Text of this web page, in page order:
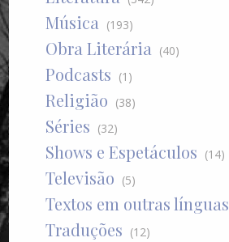
Música (193)
Obra Literária (40)
Podcasts (1)
Religião (38)
Séries (32)
Shows e Espetáculos (14)
Televisão (5)
Textos em outras línguas
Traduções (12)